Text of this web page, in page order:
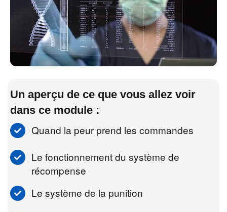
Un aperçu de ce que vous allez voir
dans ce module :
Quand la peur prend les commandes
Le fonctionnement du système de
récompense
Le système de la punition